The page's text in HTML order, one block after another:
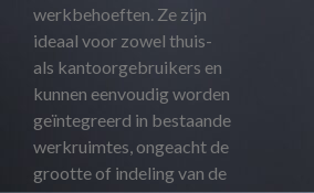
werkbehoeften. Ze zijn
ideaal voor zowel thuis-
als kantoorgebruikers en
kunnen eenvoudig worden
geïntegreerd in bestaande
werkruimtes, ongeacht de
grootte of indeling van de